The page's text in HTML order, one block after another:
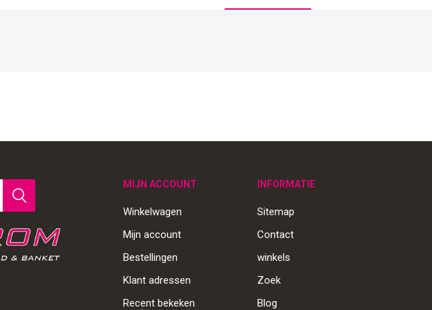
MIJN ACCOUNT
Winkelwagen
Mijn account
Bestellingen
Klant adressen
Recent bekeken
INFORMATIE
Sitemap
Contact
winkels
Zoek
Blog